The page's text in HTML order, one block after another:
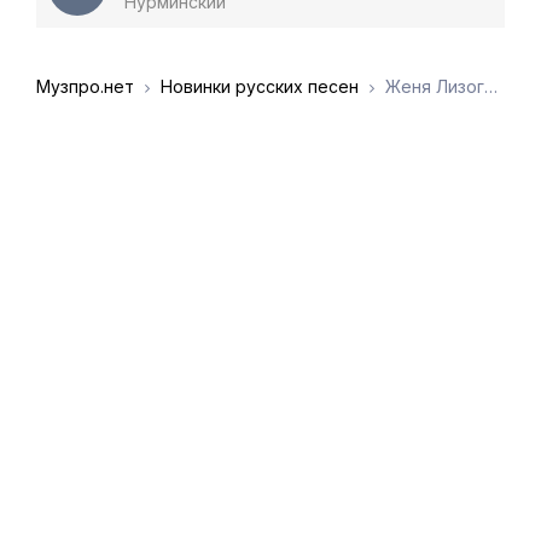
Музпро.нет Новинки русских песен Женя Лизогуб, Давид Туров - Эщ эщ